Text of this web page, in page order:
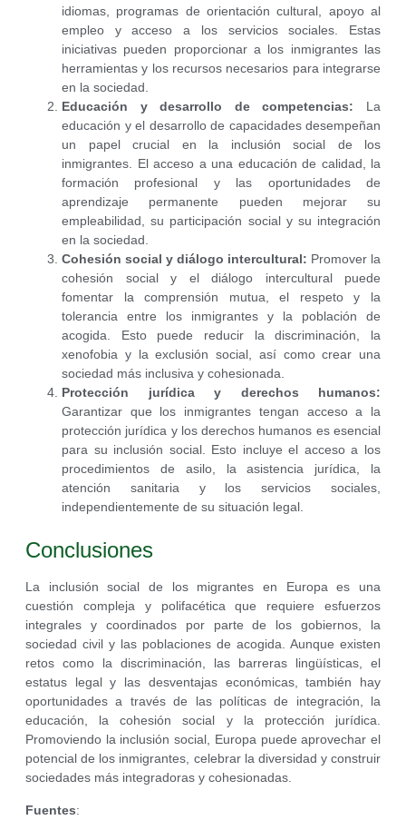
idiomas, programas de orientación cultural, apoyo al
empleo y acceso a los servicios sociales. Estas
iniciativas pueden proporcionar a los inmigrantes las
herramientas y los recursos necesarios para integrarse
en la sociedad.
Educación y desarrollo de competencias: La
educación y el desarrollo de capacidades desempeñan
un papel crucial en la inclusión social de los
inmigrantes. El acceso a una educación de calidad, la
formación profesional y las oportunidades de
aprendizaje permanente pueden mejorar su
empleabilidad, su participación social y su integración
en la sociedad.
Cohesión social y diálogo intercultural: Promover la
cohesión social y el diálogo intercultural puede
fomentar la comprensión mutua, el respeto y la
tolerancia entre los inmigrantes y la población de
acogida. Esto puede reducir la discriminación, la
xenofobia y la exclusión social, así como crear una
sociedad más inclusiva y cohesionada.
Protección jurídica y derechos humanos:
Garantizar que los inmigrantes tengan acceso a la
protección jurídica y los derechos humanos es esencial
para su inclusión social. Esto incluye el acceso a los
procedimientos de asilo, la asistencia jurídica, la
atención sanitaria y los servicios sociales,
independientemente de su situación legal.
Conclusiones
La inclusión social de los migrantes en Europa es una
cuestión compleja y polifacética que requiere esfuerzos
integrales y coordinados por parte de los gobiernos, la
sociedad civil y las poblaciones de acogida. Aunque existen
retos como la discriminación, las barreras lingüísticas, el
estatus legal y las desventajas económicas, también hay
oportunidades a través de las políticas de integración, la
educación, la cohesión social y la protección jurídica.
Promoviendo la inclusión social, Europa puede aprovechar el
potencial de los inmigrantes, celebrar la diversidad y construir
sociedades más integradoras y cohesionadas.
Fuentes: